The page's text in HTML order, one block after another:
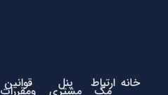
خانه ارتباط
مگ پنل
مشتری قوانین
ومقررات